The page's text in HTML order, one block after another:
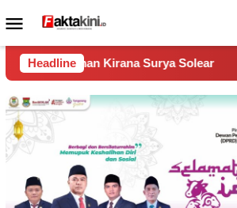
ke
Menu
Mobile
Headline
Solear Spanyol Juara Piala Dunia